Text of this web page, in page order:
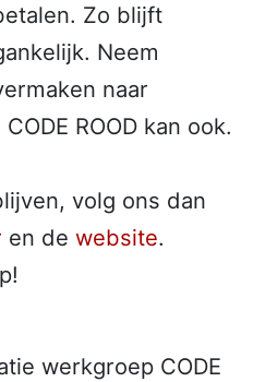
Zo blijft
Neem
naar
CODE ROOD kan ook.
volg ons dan
en de website.
werkgroep CODE